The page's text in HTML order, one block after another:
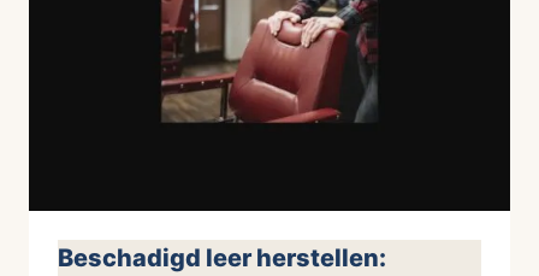
Beschadigd leer herstellen: